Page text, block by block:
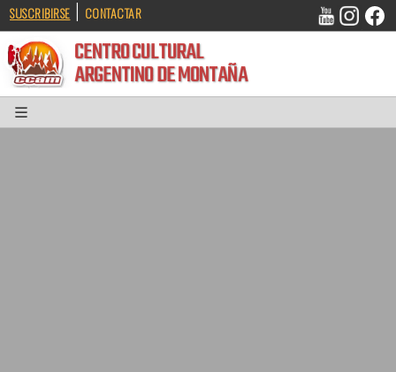
SUSCRIBIRSE | CONTACTAR
CENTRO CULTURAL
ARGENTINO DE MONTAÑA